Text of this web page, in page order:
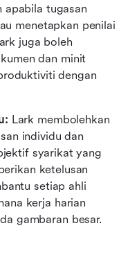
apabila tugasan
menetapkan penilai
juga boleh
dan minit
dengan
Lark membolehkan
individu dan
syarikat yang
ketelusan
setiap ahli
kerja harian
gambaran besar.